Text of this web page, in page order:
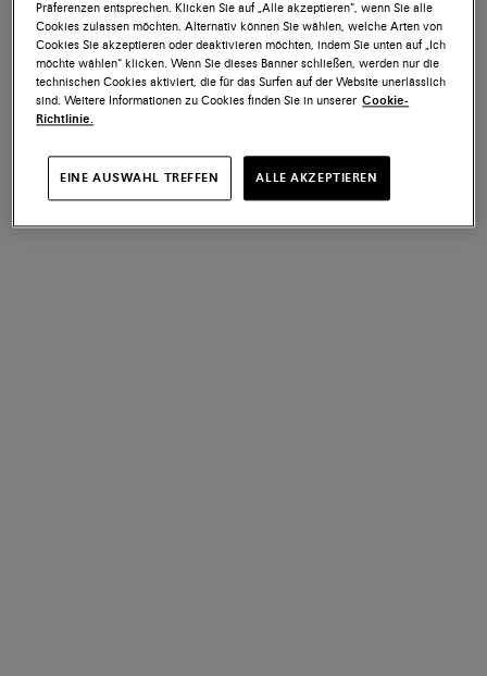
Präferenzen entsprechen. Klicken Sie auf „Alle akzeptieren“, wenn Sie alle
Cookies zulassen möchten. Alternativ können Sie wählen, welche Arten von
Cookies Sie akzeptieren oder deaktivieren möchten, indem Sie unten auf „Ich
möchte wählen“ klicken. Wenn Sie dieses Banner schließen, werden nur die
technischen Cookies aktiviert, die für das Surfen auf der Website unerlässlich
sind. Weitere Informationen zu Cookies finden Sie in unserer Cookie-
Richtlinie.
EINE AUSWAHL TREFFEN ALLE AKZEPTIEREN